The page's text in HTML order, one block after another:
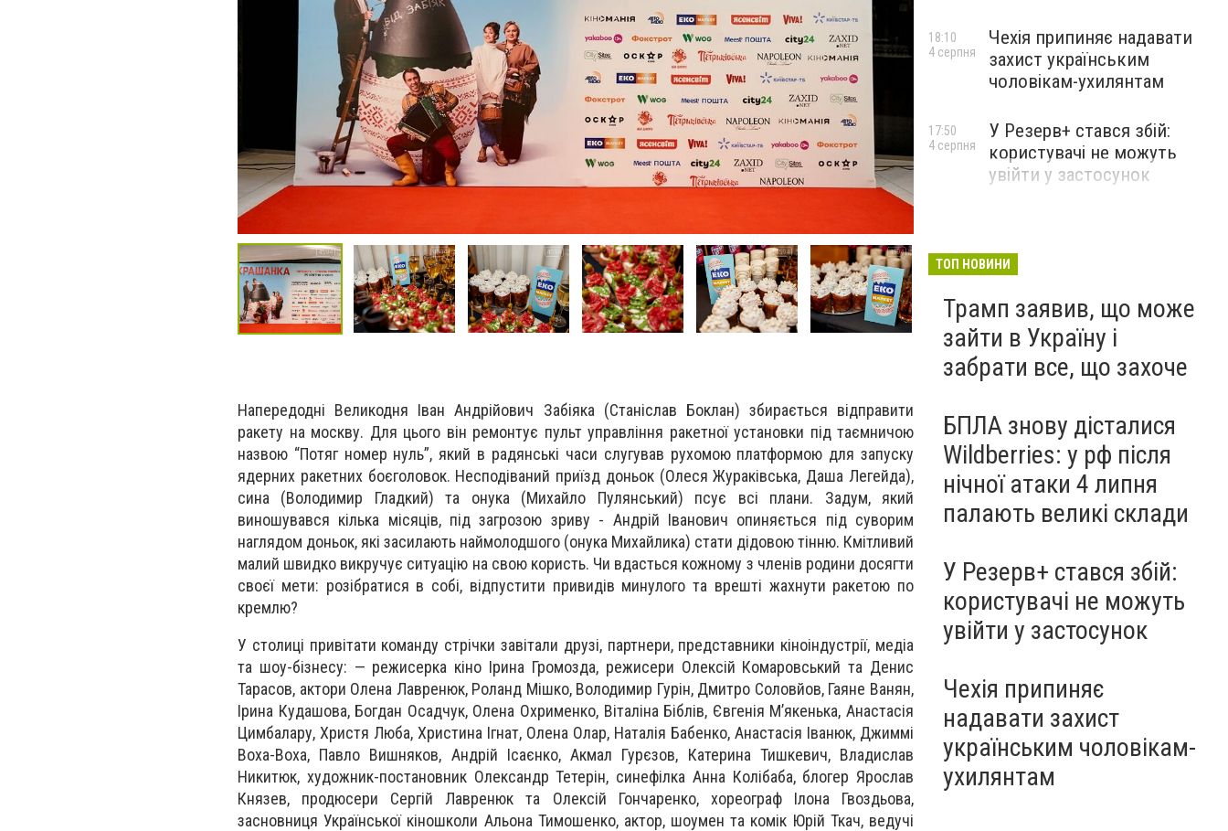
Напередодні Великодня Іван Андрійович Забіяка (Станіслав Боклан) збирається відправити
ракету на москву. Для цього він ремонтує пульт управління ракетної установки під таємничою
назвою “Потяг номер нуль”, який в радянські часи слугував рухомою платформою для запуску
ядерних ракетних боєголовок. Несподіваний приїзд доньок (Олеся Жураківська, Даша Легейда),
сина (Володимир Гладкий) та онука (Михайло Пулянський) псує всі плани. Задум, який
виношувався кілька місяців, під загрозою зриву - Андрій Іванович опиняється під суворим
наглядом доньок, які засилають наймолодшого (онука Михайлика) стати дідовою тінню. Кмітливий
малий швидко викручує ситуацію на свою користь. Чи вдасться кожному з членів родини досягти
своєї мети: розібратися в собі, відпустити привидів минулого та врешті жахнути ракетою по
кремлю?
У столиці привітати команду стрічки завітали друзі, партнери, представники кіноіндустрії, медіа
та шоу-бізнесу: — режисерка кіно Ірина Громозда, режисери Олексій Комаровський та Денис
Тарасов, актори Олена Лавренюк, Роланд Мішко, Володимир Гурін, Дмитро Соловйов, Гаяне Ванян,
Ірина Кудашова, Богдан Осадчук, Олена Охрименко, Віталіна Біблів, Євгенія Мʼякенька, Анастасія
Цимбалару, Христя Люба, Христина Ігнат, Олена Олар, Наталія Бабенко, Анастасія Іванюк, Джиммі
Воха-Воха, Павло Вишняков, Андрій Ісаєнко, Акмал Гурєзов, Катерина Тишкевич, Владислав
Никитюк, художник-постановник Олександр Тетерін, синефілка Анна Колібаба, блогер Ярослав
Князев, продюсери Сергій Лавренюк та Олексій Гончаренко, хореограф Ілона Гвоздьова,
засновниця Української кіношколи Альона Тимошенко, актор, шоумен та комік Юрій Ткач, ведучі
Чехія припиняє надавати
захист українським
чоловікам-ухилянтам
18:10
4 серпня
У Резерв+ стався збій:
користувачі не можуть
увійти у застосунок
17:50
4 серпня
ТОП НОВИНИ
Трамп заявив, що може
зайти в Україну і
забрати все, що захоче
БПЛА знову дісталися
Wildberries: у рф після
нічної атаки 4 липня
палають великі склади
У Резерв+ стався збій:
користувачі не можуть
увійти у застосунок
Чехія припиняє
надавати захист
українським чоловікам-
ухилянтам